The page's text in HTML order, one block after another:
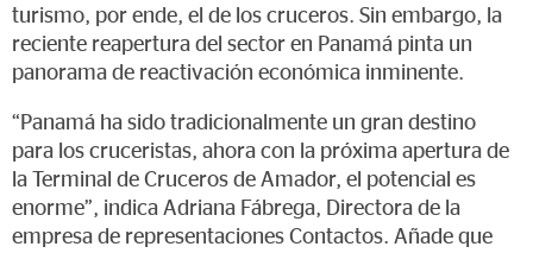
turismo, por ende, el de los cruceros. Sin embargo, la
reciente reapertura del sector en Panamá pinta un
panorama de reactivación económica inminente.
“Panamá ha sido tradicionalmente un gran destino
para los cruceristas, ahora con la próxima apertura de
la Terminal de Cruceros de Amador, el potencial es
enorme”, indica Adriana Fábrega, Directora de la
empresa de representaciones Contactos. Añade que